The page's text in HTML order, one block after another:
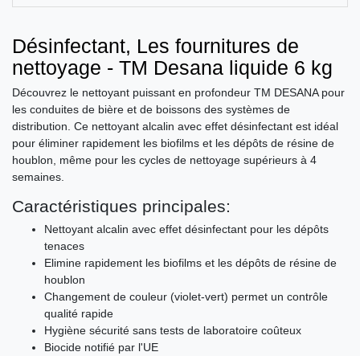
Désinfectant, Les fournitures de
nettoyage - TM Desana liquide 6 kg
Découvrez le nettoyant puissant en profondeur TM DESANA pour
les conduites de bière et de boissons des systèmes de
distribution. Ce nettoyant alcalin avec effet désinfectant est idéal
pour éliminer rapidement les biofilms et les dépôts de résine de
houblon, même pour les cycles de nettoyage supérieurs à 4
semaines.
Caractéristiques principales:
Nettoyant alcalin avec effet désinfectant pour les dépôts
tenaces
Elimine rapidement les biofilms et les dépôts de résine de
houblon
Changement de couleur (violet-vert) permet un contrôle
qualité rapide
Hygiène sécurité sans tests de laboratoire coûteux
Biocide notifié par l'UE